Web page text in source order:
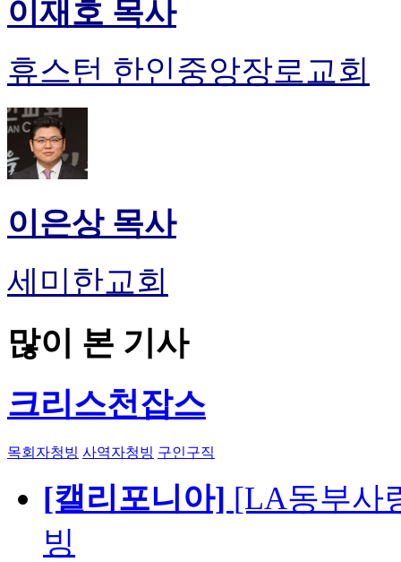
이재호 목사
휴스턴 한인중앙장로교회
이은상 목사
세미한교회
많이 본 기사
크리스천잡스
목회자청빙 사역자청빙 구인구직
[캘리포니아] [LA동부사
빙